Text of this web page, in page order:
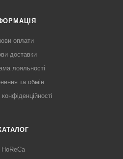
оплати
доставки
лояльності
та обмін
конфіденційності
HoReCa